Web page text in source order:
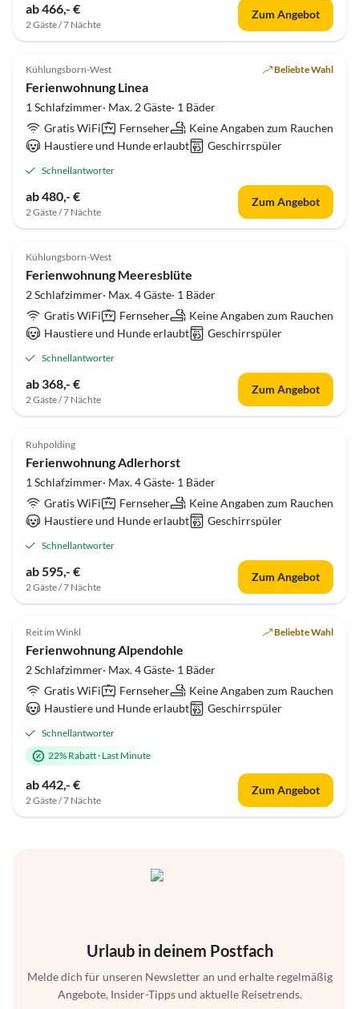
ab 466,- €
2 Gäste / 7 Nächte
Zum Angebot
4.8 (16)
Kühlungsborn-West Beliebte Wahl
Ferienwohnung Linea
1 Schlafzimmer· Max. 2 Gäste· 1 Bäder
Gratis WiFi
Fernseher
Keine Angaben zum Rauchen
Haustiere und Hunde erlaubt
Geschirrspüler
Schnellantworter
ab 480,- €
2 Gäste / 7 Nächte
Zum Angebot
5.0 (6)
Kühlungsborn-West
Ferienwohnung Meeresblüte
2 Schlafzimmer· Max. 4 Gäste· 1 Bäder
Gratis WiFi
Fernseher
Keine Angaben zum Rauchen
Haustiere und Hunde erlaubt
Geschirrspüler
Schnellantworter
ab 368,- €
2 Gäste / 7 Nächte
Zum Angebot
4.8 (3)
Ruhpolding
Ferienwohnung Adlerhorst
1 Schlafzimmer· Max. 4 Gäste· 1 Bäder
Gratis WiFi
Fernseher
Keine Angaben zum Rauchen
Haustiere und Hunde erlaubt
Geschirrspüler
Schnellantworter
ab 595,- €
2 Gäste / 7 Nächte
Zum Angebot
Reit im Winkl Beliebte Wahl
Ferienwohnung Alpendohle
2 Schlafzimmer· Max. 4 Gäste· 1 Bäder
Gratis WiFi
Fernseher
Keine Angaben zum Rauchen
Haustiere und Hunde erlaubt
Geschirrspüler
Schnellantworter
22% Rabatt· Last Minute
ab 442,- €
2 Gäste / 7 Nächte
Zum Angebot
Urlaub in deinem Postfach
Melde dich für unseren Newsletter an und erhalte regelmäßig
Angebote, Insider-Tipps und aktuelle Reisetrends.